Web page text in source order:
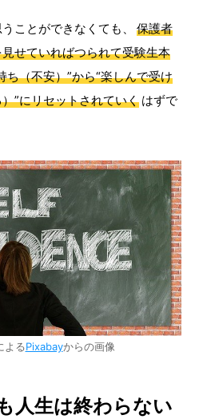
ことができなくても、
保護者
せていればつられて受験生本
ち（不安）”から“楽しんで受け
”にリセットされていく はずで
よるPixabayからの画像
人生は終わらない